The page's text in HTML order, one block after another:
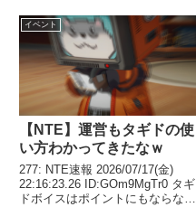
引いてもワーストは2章かな…
156: NTE速報 2026/06/25(木...
イベント
【NTE】運営もタギドの使
い方わかってきたなｗ
277: NTE速報 2026/07/17(金)
22:16:23.26 ID:GOm9MgTr0 タギ
ドボイスはポイントにもならない